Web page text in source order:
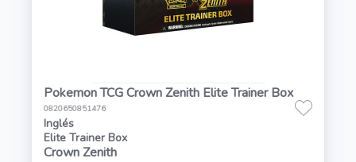
Pokemon TCG Crown Zenith Elite Trainer Box
0820650851476
Inglés
Elite Trainer Box
Crown Zenith